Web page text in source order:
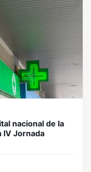
nacional de la
IV Jornada